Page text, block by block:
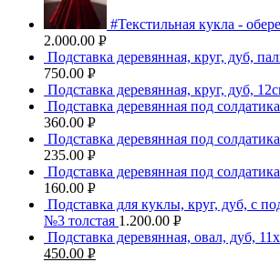
#Текстильная кукла -
2.000.00 Р
УБ.
Подставка деревянная, круг, дуб,
750.00 Р
УБ.
Подставка деревянная, круг, дуб,
Подставка деревянная под
360.00 Р
УБ.
Подставка деревянная под
235.00 Р
УБ.
Подставка деревянная под
160.00 Р
УБ.
Подставка для куклы, круг, дуб, с
№3 толстая 1.200.00 Р
УБ.
Подставка деревянная, овал, дуб,
450.00 Р